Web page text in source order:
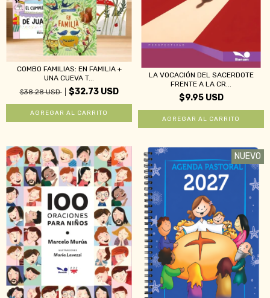
COMBO FAMILIAS: EN FAMILIA +
UNA CUEVA T...
$38.28 USD
$32.73 USD
LA VOCACIÓN DEL SACERDOTE
FRENTE A LA CR...
$9.95 USD
NUEVO